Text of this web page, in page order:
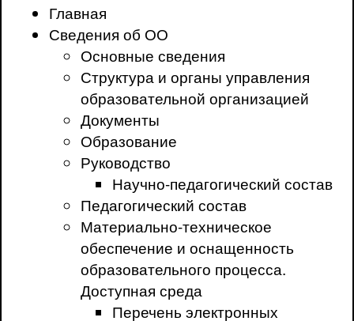
Главная
Сведения об ОО
Основные сведения
Структура и органы управления
образовательной организацией
Документы
Образование
Руководство
Научно-педагогический состав
Педагогический состав
Материально-техническое
обеспечение и оснащенность
образовательного процесса.
Доступная среда
Перечень электронных